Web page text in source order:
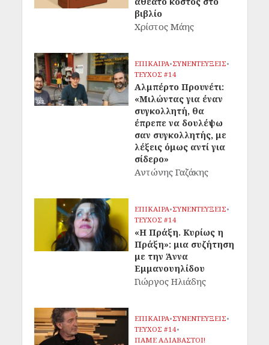
βιβλίο
Χρίστος Μάης
ΕΠΙΚΑΙΡΑ•ΣΥΝΕΝΤΕΥΞΕΙΣ•
ΤΕΥΧΟΣ #14
Αλμπέρτο Προυνέτι:
«Μιλώντας για έναν
συγκολλητή, θα
έπρεπε να δουλέψω
σαν συγκολλητής, με
λέξεις όμως αντί για
σίδερο»
Αντώνης Γαζάκης
ΕΠΙΚΑΙΡΑ•ΣΥΝΕΝΤΕΥΞΕΙΣ•
ΤΕΥΧΟΣ #14
«Η Πράξη. Κυρίως η
Πράξη»: μια συζήτηση
με την Άννα
Εμμανουηλίδου
Γιώργος Ηλιάδης
ΕΠΙΚΑΙΡΑ•ΣΥΝΕΝΤΕΥΞΕΙΣ•
ΤΕΥΧΟΣ #14•
ΠΑΜΕ ΑΔΙΑΒΑΣΤΟΙ!